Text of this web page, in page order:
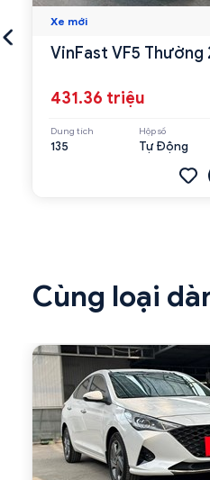
Xe mới
VinFast VF5 Thường
431.36 triệu
Dung tích
135
Hộp số
Tự Động
Cùng loại